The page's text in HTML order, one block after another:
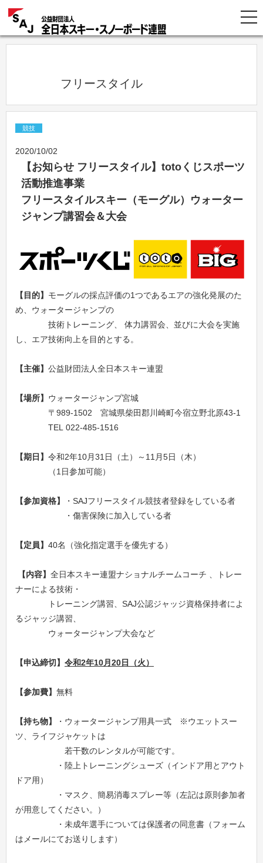
            フリースタイル
競技
2020/10/02
【お知らせ フリースタイル】totoくじスポーツ
活動推進事業
フリースタイルスキー（モーグル）ウォーター
ジャンプ講習会＆大会
【目的】 モーグルの採点評価の1つであるエアの強化発展のた
め、ウォータージャンプの
技術トレーニング、 体力講習会、並びに大会を実施
し、エア技術向上を目的とする。
【主催】 公益財団法人全日本スキー連盟
【場所】 ウォータージャンプ宮城
〒989-1502 宮城県柴田郡川崎町今宿立野北原43-1
TEL 022-485-1516
【期日】 令和2年10月31日（土）～11月5日（木）
（1日参加可能）
【参加資格】
・SAJフリースタイル競技者登録をしている者
・傷害保険に加入している者
【定員】 40名（強化指定選手を優先する）
【内容】 全日本スキー連盟ナショナルチームコーチ 、トレー
ナーによる技術・
トレーニング講習、SAJ公認ジャッジ資格保持者によ
るジャッジ講習、
ウォータージャンプ大会など
【申込締切】 令和2年10月 20日（火）
【参加費】 無料
【持ち物】
・ウォータージャンプ用具一式 ※ウエットスー
ツ、ライフジャケットは
若干数のレンタルが可能です。
・陸上トレーニングシューズ（インドア用とアウト
ドア用）
・マスク、簡易消毒スプレー等（左記は原則参加者
が用意してください。）
・未成年選手については保護者の同意書（フォーム
はメールにてお送りします）